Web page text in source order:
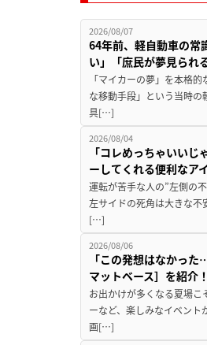
2026/08/07
64年前、軽自動車の常
い」「庶民が夢見られ
「マイカーの夢」を本格
な移動手段」という当時
具[…]
2026/08/04
「コレめっちゃいい
ーしてくれる便利なア
運転が苦手な人の”左側の
左サイドの死角は大きな不
[…]
2026/08/06
「この発想はなかっ
マットベース］を紹介
お出かけが多くなる夏場こ
ーなど、楽しみなイベン
画[…]